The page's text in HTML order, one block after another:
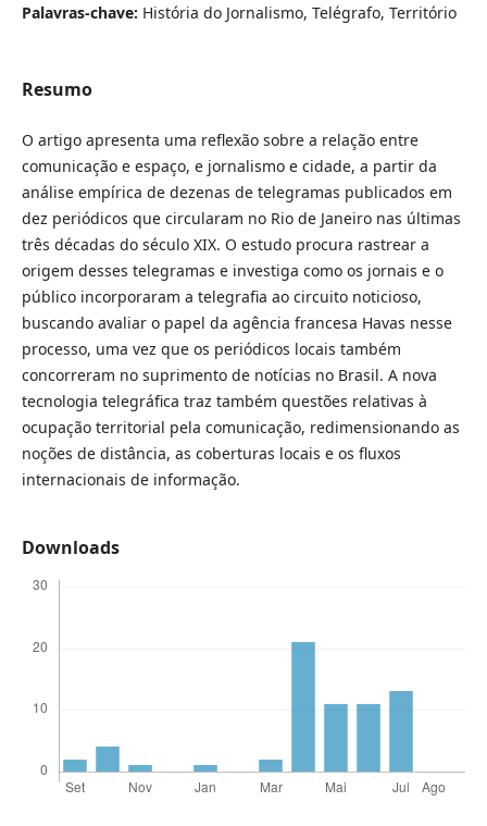
Palavras-chave: História do Jornalismo, Telégrafo, Território
Resumo
O artigo apresenta uma reflexão sobre a relação entre
comunicação e espaço, e jornalismo e cidade, a partir da
análise empírica de dezenas de telegramas publicados em
dez periódicos que circularam no Rio de Janeiro nas últimas
três décadas do século XIX. O estudo procura rastrear a
origem desses telegramas e investiga como os jornais e o
público incorporaram a telegrafia ao circuito noticioso,
buscando avaliar o papel da agência francesa Havas nesse
processo, uma vez que os periódicos locais também
concorreram no suprimento de notícias no Brasil. A nova
tecnologia telegráfica traz também questões relativas à
ocupação territorial pela comunicação, redimensionando as
noções de distância, as coberturas locais e os fluxos
internacionais de informação.
Downloads